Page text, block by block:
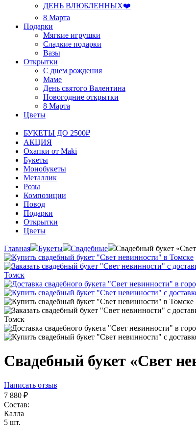
ДЕНЬ ВЛЮБЛЕННЫХ❤️
8 Марта
Подарки
Мягкие игрушки
Сладкие подарки
Вазы
Открытки
С днем рождения
Маме
День святого Валентина
Новогодние открытки
8 Марта
Цветы
БУКЕТЫ ДО 2500₽
АКЦИЯ
Охапки от Maki
Букеты
Монобукеты
Металлик
Розы
Композиции
Повод
Подарки
Открытки
Цветы
Главная Букеты Свадебные Свадебный букет
Свадебный букет «Свет
Написать отзыв
7 880 ₽
Состав:
Калла
5 шт.